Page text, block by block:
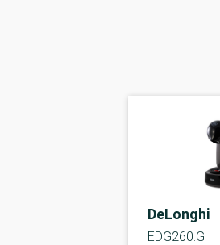
DeLonghi
EDG260.G